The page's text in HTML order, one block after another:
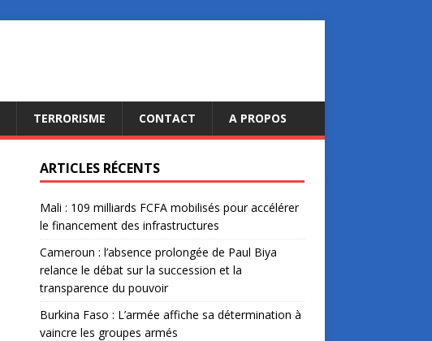
TERRORISME CONTACT A PROPOS
ARTICLES RÉCENTS
Mali : 109 milliards FCFA mobilisés pour accélérer
le financement des infrastructures
Cameroun : l’absence prolongée de Paul Biya
relance le débat sur la succession et la
transparence du pouvoir
Burkina Faso : L’armée affiche sa détermination à
vaincre les groupes armés